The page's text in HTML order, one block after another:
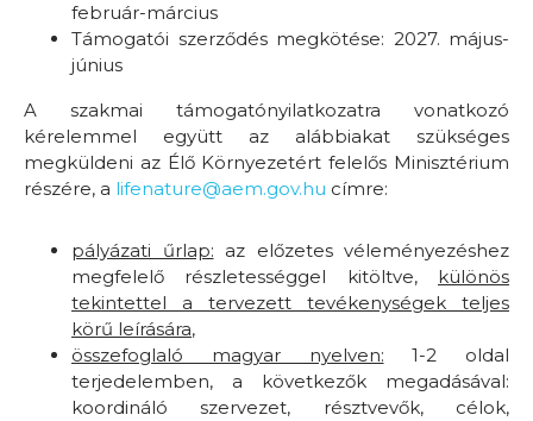
február-március
Támogatói szerződés megkötése: 2027. május-
június
A szakmai támogatónyilatkozatra vonatkozó
kérelemmel együtt az alábbiakat szükséges
megküldeni az Élő Környezetért felelős Minisztérium
részére, a lifenature@aem.gov.hu címre:
pályázati űrlap: az előzetes véleményezéshez
megfelelő részletességgel kitöltve,
különös
tekintettel a tervezett tevékenységek teljes
körű leírására,
összefoglaló magyar nyelven: 1-2 oldal
terjedelemben, a következők megadásával:
koordináló szervezet, résztvevők, célok,